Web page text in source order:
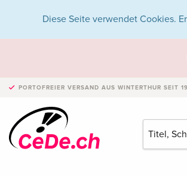
Diese Seite verwendet Cookies.
PORTOFREIER VERSAND AUS WINTERTHUR SEIT